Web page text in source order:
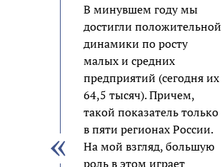
В минувшем году мы
достигли положительной
динамики по росту
малых и средних
предприятий (сегодня их
64,5 тысяч). Причем,
такой показатель только
в пяти регионах России.
На мой взгляд, большую
роль в этом играет